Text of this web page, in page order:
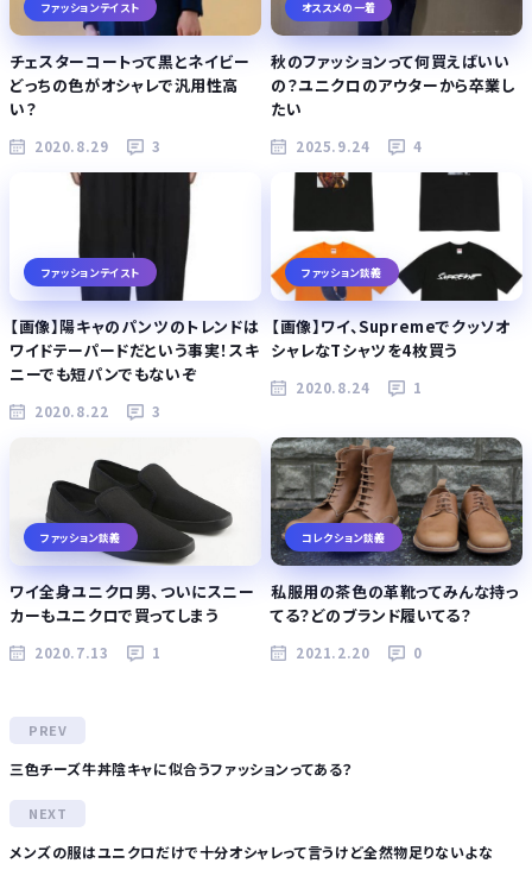
ファッションテイスト
チェスターコートって黒とネイビー
どっちの色がオシャレで汎用性高
い？
2020.8.29 3
オススメの一着
秋のファッションって何買えばいい
の？ユニクロのアウターから卒業し
たい
2025.9.24 4
ファッションテイスト
【画像】陽キャのパンツのトレンドは
ワイドテーパードだという事実！スキ
ニーでも短パンでもないぞ
2020.8.22 3
ファッション談義
【画像】ワイ、Supremeでクッソオ
シャレなTシャツを4枚買う
2020.8.24 1
ファッション談義
ワイ全身ユニクロ男、ついにスニー
カーもユニクロで買ってしまう
2020.7.13 1
コレクション談義
私服用の茶色の革靴ってみんな持っ
てる？どのブランド履いてる？
2021.2.20 0
三色チーズ牛丼陰キャに似合うファッションってある？
メンズの服はユニクロだけで十分オシャレって言うけど全然物足りないよな